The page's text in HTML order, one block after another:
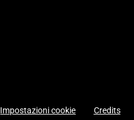
Impostazioni cookie Credits